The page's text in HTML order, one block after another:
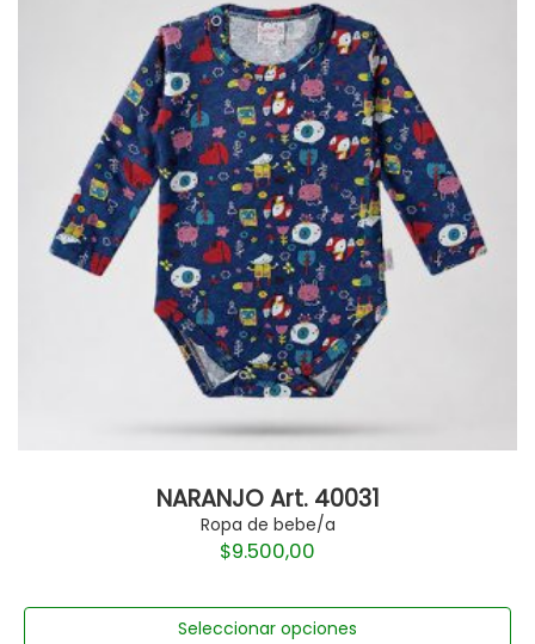
NARANJO Art. 40031
Ropa de bebe/a
$9.500,00
Seleccionar opciones